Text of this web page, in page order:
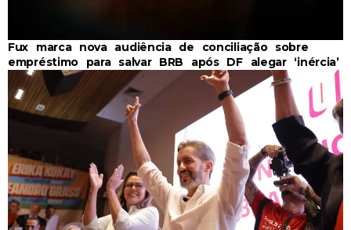
Fux marca nova audiência de conciliação sobre
empréstimo para salvar BRB após DF alegar ‘inércia’